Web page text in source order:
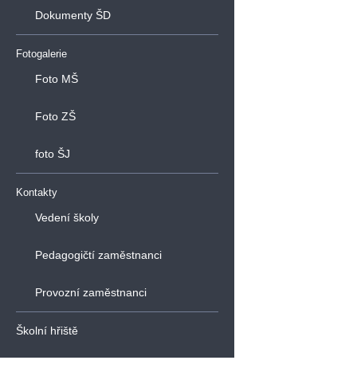
Dokumenty ŠD
Fotogalerie
Foto MŠ
Foto ZŠ
foto ŠJ
Kontakty
Vedení školy
Pedagogičtí zaměstnanci
Provozní zaměstnanci
Školní hřiště